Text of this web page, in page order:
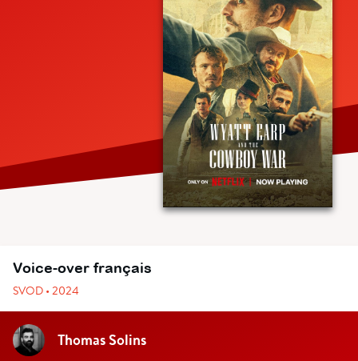
Voice-over français
SVOD • 2024
Thomas Solins